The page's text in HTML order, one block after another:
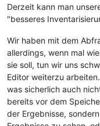
Derzeit kann man
"besseres
Wir haben mit dem
allerdings, wenn mal
sie soll, tun wir uns
Editor weiterzu
was sicherlich auch
bereits vor dem
der Ergebnisse,